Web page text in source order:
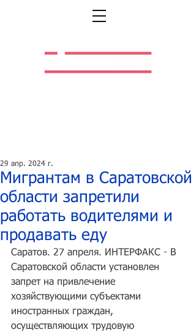
Мигрантам в Саратовской
области запретили
работать водителями и
продавать еду
29 апр. 2024 г.
Саратов. 27 апреля. ИНТЕРФАКС - В
Саратовской области установлен
запрет на привлечение
хозяйствующими субъектами
иностранных граждан,
осуществляющих трудовую